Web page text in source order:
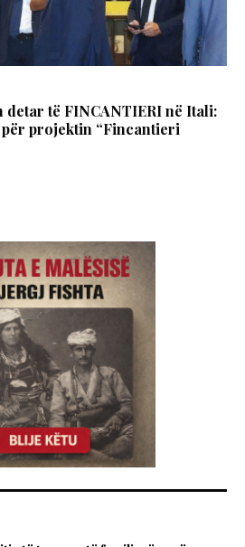
të FINCANTIERI në Itali:
projektin “Fincantieri